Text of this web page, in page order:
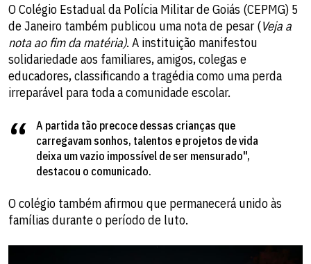
O Colégio Estadual da Polícia Militar de Goiás (CEPMG) 5
de Janeiro também publicou uma nota de pesar (Veja a
nota ao fim da matéria). A instituição manifestou
solidariedade aos familiares, amigos, colegas e
educadores, classificando a tragédia como uma perda
irreparável para toda a comunidade escolar.
A partida tão precoce dessas crianças que
carregavam sonhos, talentos e projetos de vida
deixa um vazio impossível de ser mensurado",
destacou o comunicado.
O colégio também afirmou que permanecerá unido às
famílias durante o período de luto.